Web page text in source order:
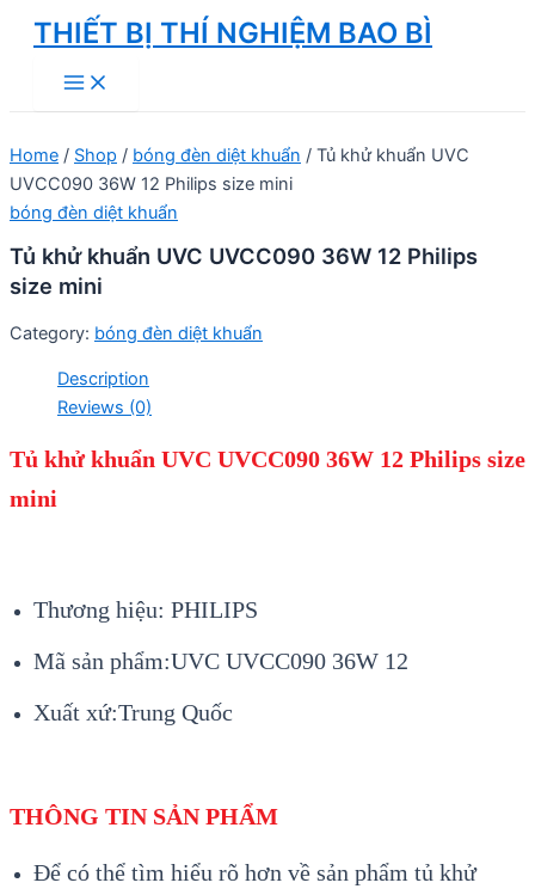
Skip
content
THIẾT BỊ THÍ NGHIỆM BAO BÌ
Main
Menu
Home / Shop / bóng đèn diệt khuẩn / Tủ khử khuẩn UVC
UVCC090 36W 12 Philips size mini
bóng đèn diệt khuẩn
Tủ khử khuẩn UVC UVCC090 36W 12 Philips
size mini
Category: bóng đèn diệt khuẩn
Description
Reviews (0)
Tủ khử khuẩn UVC UVCC090 36W 12 Philips size
mini
Thương hiệu: PHILIPS
Mã sản phẩm:UVC UVCC090 36W 12
Xuất xứ:Trung Quốc
THÔNG TIN SẢN PHẨM
Để có thể tìm hiểu rõ hơn về sản phẩm tủ khử